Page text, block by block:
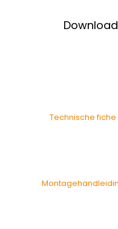
Technische